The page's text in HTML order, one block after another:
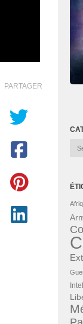
PARTAGER